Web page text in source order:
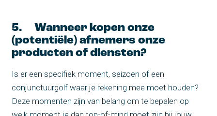
5. Wanneer kopen onze
(potentiële) afnemers onze
producten of diensten?
Is er een specifiek moment, seizoen of een
conjunctuurgolf waar je rekening mee moet houden?
Deze momenten zijn van belang om te bepalen op